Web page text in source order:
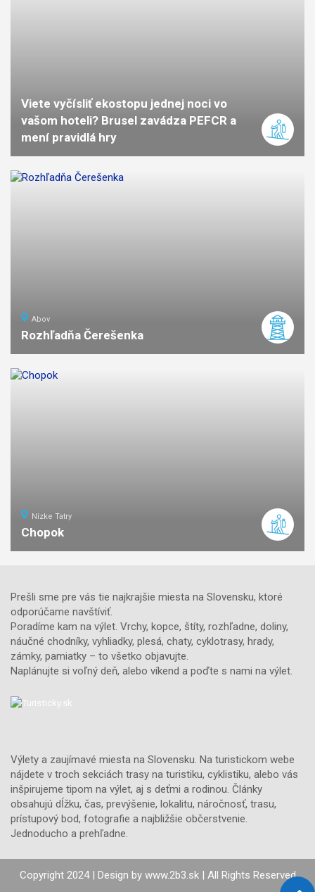
Viete vyčísliť ekostopu jednej noci vo
vašom hoteli? Brusel zavádza PEFCR a
mení pravidlá hry
Abov
Rozhľadňa Čerešenka
Nízke Tatry
Chopok
Prešli sme pre vás tie najkrajšie miesta na Slovensku, ktoré
odporúčame navštíviť.
Poradíme kam na výlet. Vrchy, kopce, štíty, rozhľadne, doliny,
náučné chodníky, vyhliadky, plesá, chaty, cyklotrasy, hrady,
zámky, pamiatky – to všetko objavujte.
Naplánujte si voľný deň, alebo víkend a poďte s nami na výlet.
Výlety a zaujímavé miesta na Slovensku. Na turistickom webe
nájdete v troch sekciách trasy na turistiku, cyklistiku, alebo vás
inšpirujeme tipom na výlet, aj s deťmi a rodinou. Články
obsahujú dĺžku, čas, prevýšenie, lokalitu, náročnosť, trasu,
prístupový bod, fotografie a najbližšie občerstvenie.
Jednoducho a prehľadne.
Copyright 2024 | Design by www.2b3.sk| All Rights Reserved